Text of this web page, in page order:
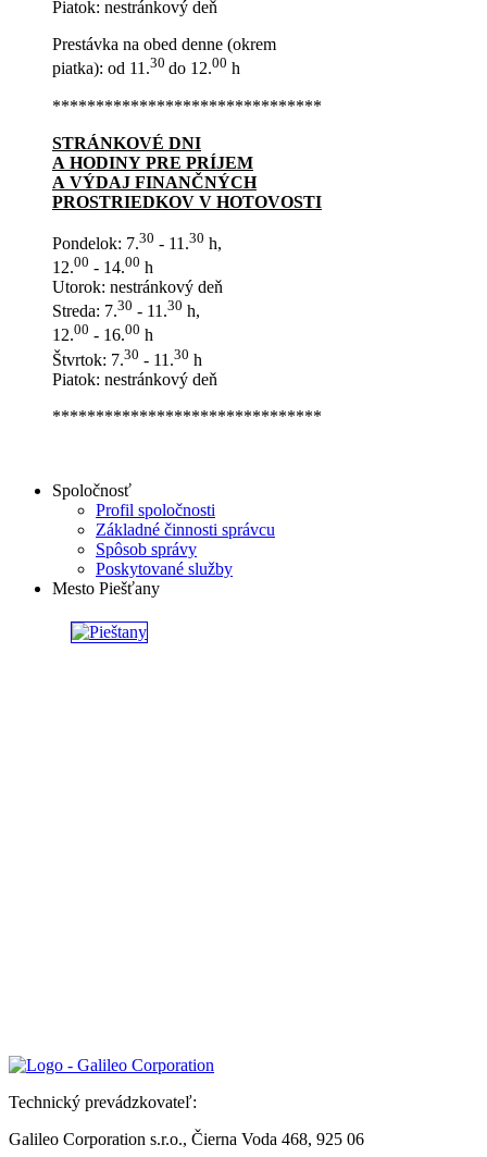
Piatok: nestránkový deň
Prestávka na obed denne (okrem
piatka): od 11.30 do 12.00 h
*******************************
STRÁNKOVÉ DNI
A HODINY PRE PRÍJEM
A VÝDAJ FINANČNÝCH
PROSTRIEDKOV V HOTOVOSTI
Pondelok: 7.30 - 11.30 h,
12.00 - 14.00 h
Utorok: nestránkový deň
Streda: 7.30 - 11.30 h,
12.00 - 16.00 h
Štvrtok: 7.30 - 11.30 h
Piatok: nestránkový deň
*******************************
Spoločnosť
Profil spoločnosti
Základné činnosti správcu
Spôsob správy
Poskytované služby
Mesto Piešťany
Technický prevádzkovateľ:
Galileo Corporation s.r.o., Čierna Voda 468, 925 06